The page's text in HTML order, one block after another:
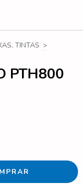
TINTAS >
PTH800